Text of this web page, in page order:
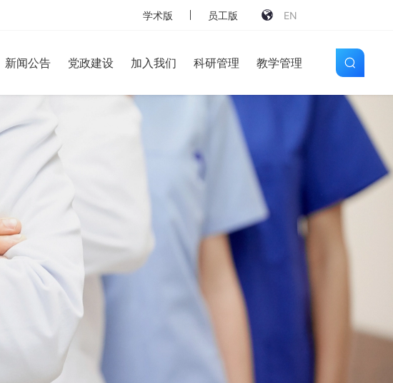
学术版 员工版 EN
新闻公告 党政建设 加入我们 科研管理 教学管理